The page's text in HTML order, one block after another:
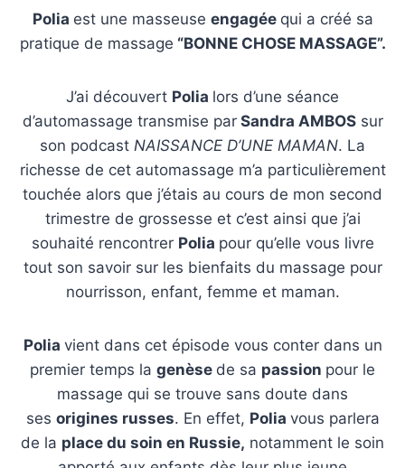
Polia est une masseuse engagée qui a créé sa
pratique de massage “BONNE CHOSE MASSAGE”.
J’ai découvert Polia lors d’une séance
d’automassage transmise parSandra AMBOSsur
son podcast NAISSANCE D’UNE MAMAN. La
richesse de cet automassage m’a particulièrement
touchée alors que j’étais au cours de mon second
trimestre de grossesse et c’est ainsi que j’ai
souhaité rencontrer Polia pour qu’elle vous livre
tout son savoir sur les bienfaits du massage pour
nourrisson, enfant, femme et maman.
Polia vient dans cet épisode vous conter dans un
premier temps la genèse de sa passion pour le
massage qui se trouve sans doute dans
ses origines russes. En effet, Polia vous parlera
de la place du soin en Russie, notamment le soin